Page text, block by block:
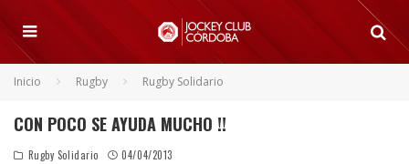
Inicio Rugby Rugby Solidario
CON POCO SE AYUDA MUCHO !!
Rugby Solidario 04/04/2013